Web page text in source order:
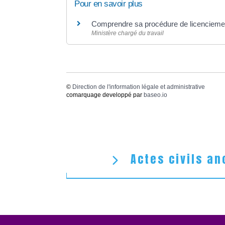
Pour en savoir plus
Comprendre sa procédure de
Ministère chargé du travail
© Direction de l'information légale et administrative
comarquage developpé par baseo.io
Actes civils